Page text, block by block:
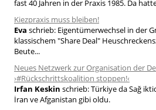
fast 40 Jahren in der Praxis 1985. Da
Kiezpraxis muss bleiben!
Eva schrieb: Eigentümerwechsel in der
klassischem "Share Deal"
Beute...
Neues Netzwerk zur Organisation der
›#Rückschrittskoalition stoppen!‹
Irfan Keskin schrieb:Türkiye da Sağ
İran ve Afganistan gibi oldu.